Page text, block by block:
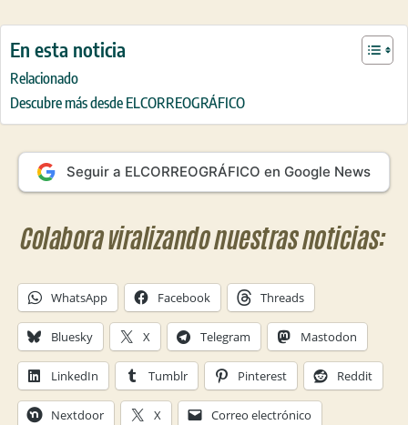
En esta noticia
Relacionado
Descubre más desde ELCORREOGRÁFICO
Seguir a ELCORREOGRÁFICO en Google News
Colabora viralizando nuestras noticias:
WhatsApp Facebook Threads
Bluesky X Telegram Mastodon
LinkedIn Tumblr Pinterest Reddit
Nextdoor X Correo electrónico